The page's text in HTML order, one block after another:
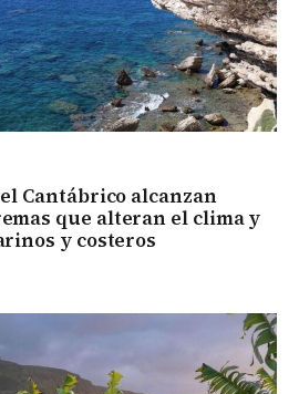
Cantábrico alcanzan
que alteran el clima y
y costeros